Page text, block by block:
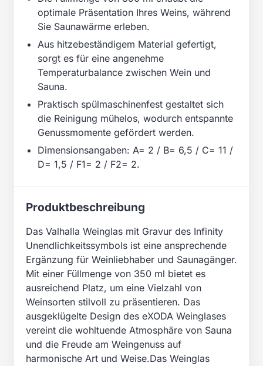
optimale Präsentation Ihres Weins, während
Sie Saunawärme erleben.
Aus hitzebeständigem Material gefertigt,
sorgt es für eine angenehme
Temperaturbalance zwischen Wein und
Sauna.
Praktisch spülmaschinenfest gestaltet sich
die Reinigung mühelos, wodurch entspannte
Genussmomente gefördert werden.
Dimensionsangaben: A= 2 / B= 6,5 / C= 11 /
D= 1,5 / F1= 2 / F2= 2.
Produktbeschreibung
Das Valhalla Weinglas mit Gravur des Infinity
Unendlichkeitssymbols ist eine ansprechende
Ergänzung für Weinliebhaber und Saunagänger.
Mit einer Füllmenge von 350 ml bietet es
ausreichend Platz, um eine Vielzahl von
Weinsorten stilvoll zu präsentieren. Das
ausgeklügelte Design des eXODA Weinglases
vereint die wohltuende Atmosphäre von Sauna
und die Freude am Weingenuss auf
harmonische Art und Weise.Das Weinglas